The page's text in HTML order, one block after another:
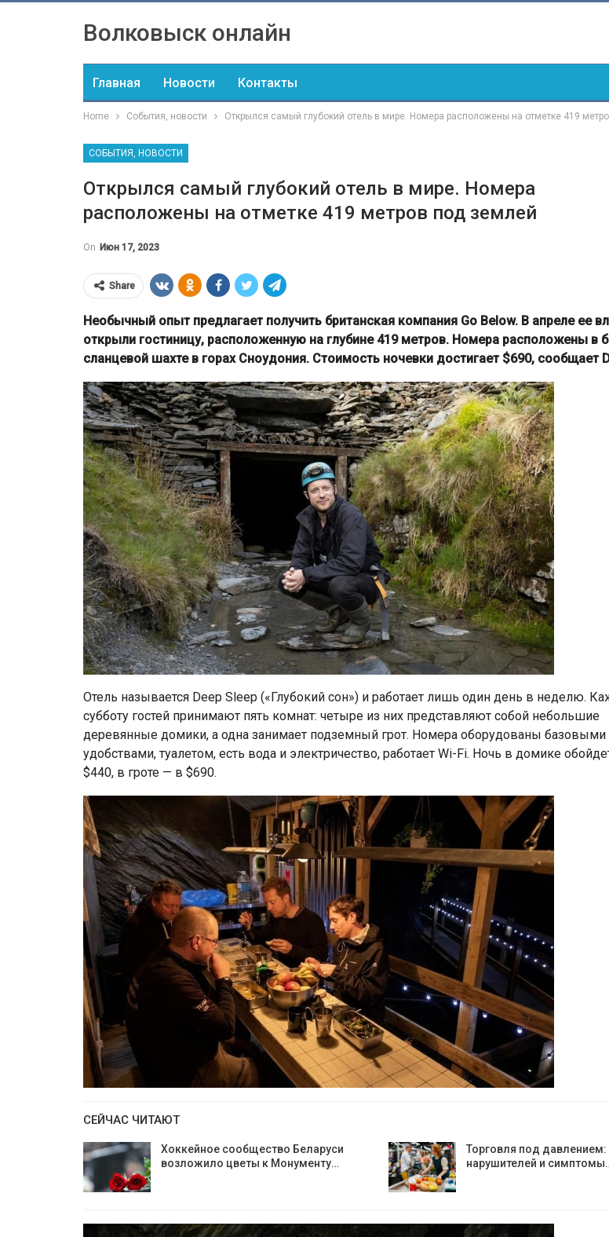
Волковыск онлайн
Главная Новости Контакты
Home События, новости Открылся самый глубокий отель в мире. Номера расположены на отметке 419
СОБЫТИЯ, НОВОСТИ
Открылся самый глубокий отель в мире. Номера
расположены на отметке 419 метров под землей
On Июн 17, 2023
Share
Необычный опыт предлагает получить британская компания Go Below. В апреле ее
открыли гостиницу, расположенную на глубине 419 метров. Номера расположены в
сланцевой шахте в горах Сноудония. Стоимость ночевки достигает $690, сообщает
Отель называется Deep Sleep («Глубокий сон») и работает лишь один день в неделю.
субботу гостей принимают пять комнат: четыре из них представляют собой небольшие
деревянные домики, а одна занимает подземный грот. Номера оборудованы базовыми
удобствами, туалетом, есть вода и электричество, работает Wi-Fi. Ночь в домике
$440, в гроте — в $690.
СЕЙЧАС ЧИТАЮТ
Хоккейное сообщество Беларуси
возложило цветы к Монументу…
Торговля под давлением:
нарушителей и